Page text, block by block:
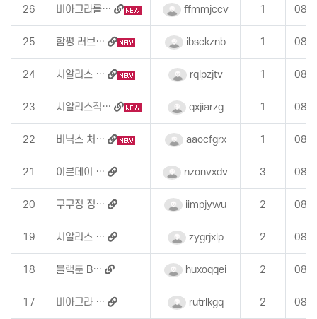
26 비아그라를… ffmmjccv 1 08-
25 함평 러브… ibsckznb 1 08-
24 시알리스 … rqlpzjtv 1 08-
23 시알리스직… qxjiarzg 1 08-
22 비닉스 처… aaocfgrx 1 08-
21 이븐데이 … nzonvxdv 3 08-
20 구구정 정… iimpjywu 2 08-
19 시알리스 … zygrjxlp 2 08-
18 블랙툰 B… huxoqqei 2 08-
17 비아그라 … rutrlkgq 2 08-